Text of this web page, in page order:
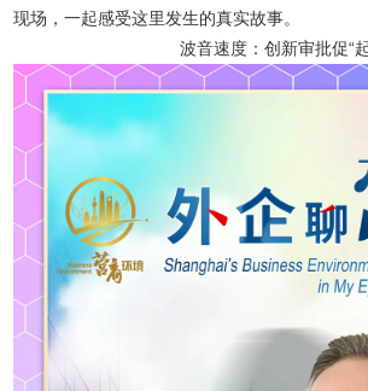
现场，一起感受这里发生的真实故事。
波音速度：创新审批促“